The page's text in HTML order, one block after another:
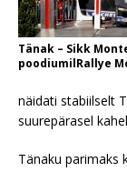
Tänak – Sikk
poodiumilRallye
näidati stabiilselt
suurepärasel
Tänaku parimaks